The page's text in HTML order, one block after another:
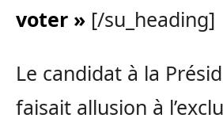
voter » [/su_heading]
Le candidat à la
faisait allusion à